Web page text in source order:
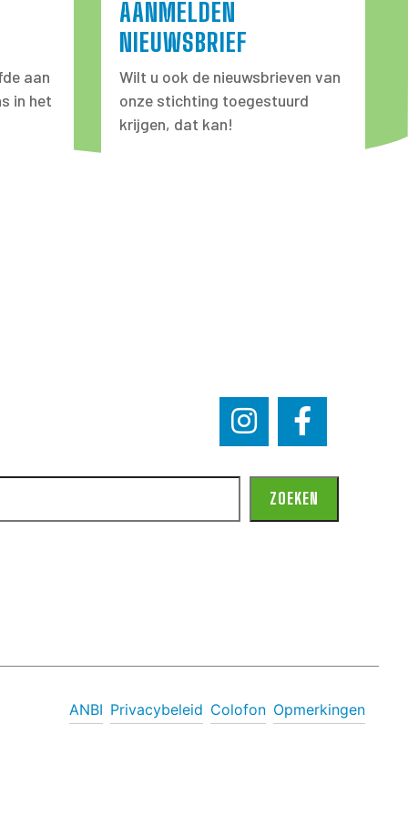
aan
in het
AANMELDEN
NIEUWSBRIEF
Wilt u ook de nieuwsbrieven van
onze stichting toegestuurd
krijgen, dat kan!
ZOEKEN
ANBI Privacybeleid Colofon Opmerkingen